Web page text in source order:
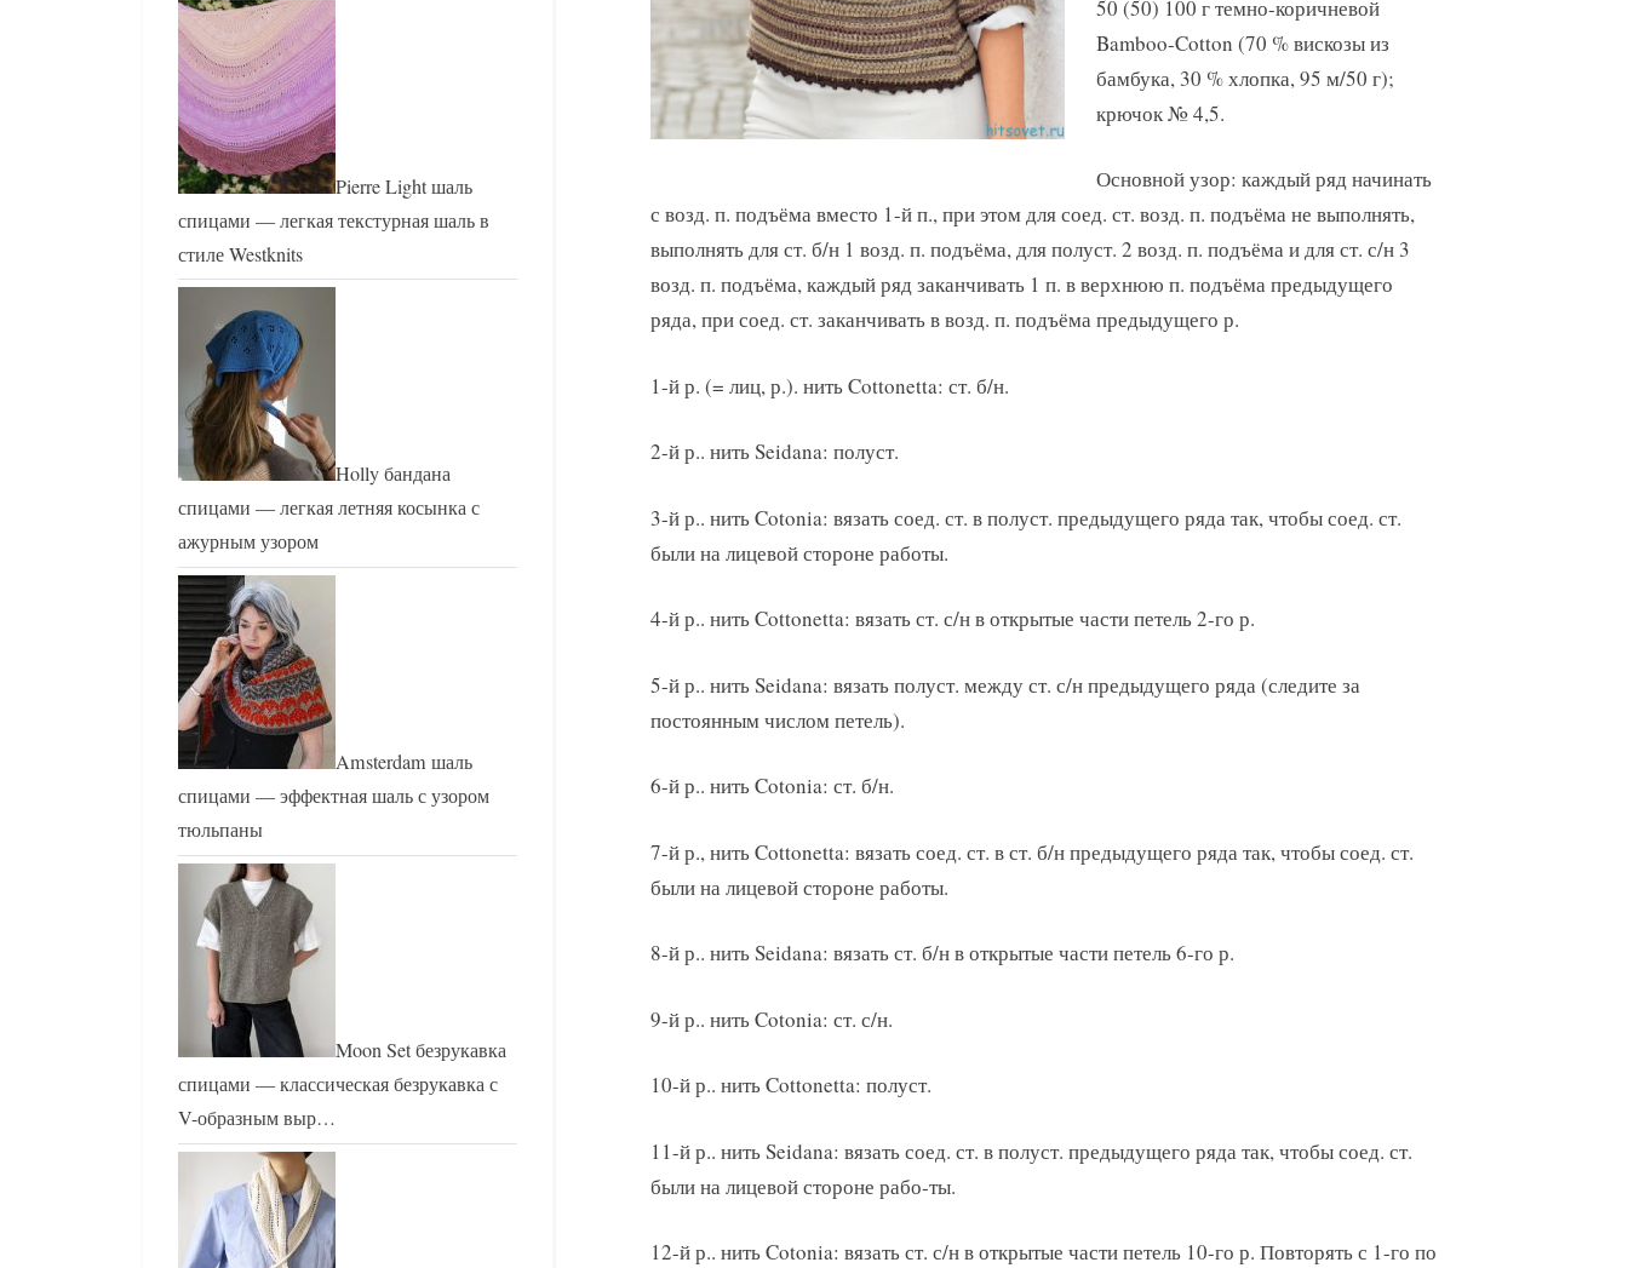
50 (50) 100 г темно-коричневой
Bamboo-Cotton (70 % вискозы из
бамбука, 30 % хлопка, 95 м/50 г);
крючок № 4,5.
Основной узор: каждый ряд начинать
с возд. п. подъёма вместо 1-й п., при этом для соед. ст. возд. п. подъёма не выполнять,
выполнять для ст. б/н 1 возд. п. подъёма, для полуст. 2 возд. п. подъёма и для ст. с/н 3
возд. п. подъёма, каждый ряд заканчивать 1 п. в верхнюю п. подъёма предыдущего
ряда, при соед. ст. заканчивать в возд. п. подъёма предыдущего р.
1-й р. (= лиц, р.). нить Cottonetta: ст. б/н.
2-й р.. нить Seidana: полуст.
3-й р.. нить Cotonia: вязать соед. ст. в полуст. предыдущего ряда так, чтобы соед. ст.
были на лицевой стороне работы.
4-й р.. нить Cottonetta: вязать ст. с/н в открытые части петель 2-го р.
5-й р.. нить Seidana: вязать полуст. между ст. с/н предыдущего ряда (следите за
постоянным числом петель).
6-й р.. нить Cotonia: ст. б/н.
7-й р., нить Cottonetta: вязать соед. ст. в ст. б/н предыдущего ряда так, чтобы соед. ст.
были на лицевой стороне работы.
8-й р.. нить Seidana: вязать ст. б/н в открытые части петель 6-го р.
9-й р.. нить Cotonia: ст. с/н.
10-й р.. нить Cottonetta: полуст.
11-й р.. нить Seidana: вязать соед. ст. в полуст. предыдущего ряда так, чтобы соед. ст.
были на лицевой стороне рабо-ты.
12-й р.. нить Cotonia: вязать ст. с/н в открытые части петель 10-го р. Повторять с 1-го по
Pierre Light шаль
спицами — легкая текстурная шаль в
стиле Westknits
Holly бандана
спицами — легкая летняя косынка с
ажурным узором
Amsterdam шаль
спицами — эффектная шаль с узором
тюльпаны
Moon Set безрукавка
спицами — классическая безрукавка с
V-образным выр…